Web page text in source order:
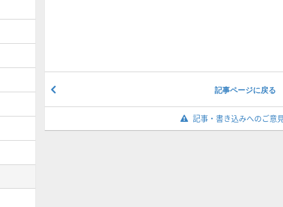
記事ページに戻る
記事・書き込みへのご意